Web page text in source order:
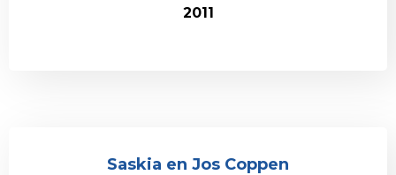
2011
Saskia en Jos Coppen